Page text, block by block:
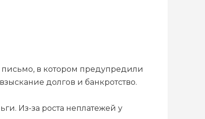
в котором предупредили
долгов и банкротство.
Из-за роста неплатежей у